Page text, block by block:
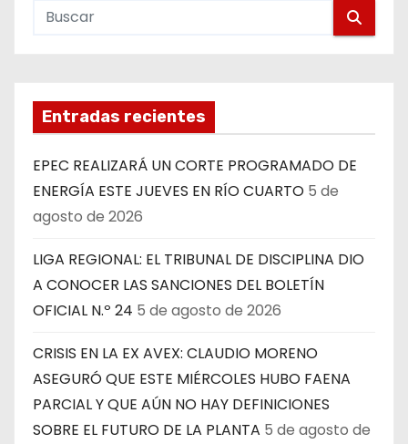
Entradas recientes
EPEC REALIZARÁ UN CORTE PROGRAMADO DE
ENERGÍA ESTE JUEVES EN RÍO CUARTO 5 de
agosto de 2026
LIGA REGIONAL: EL TRIBUNAL DE DISCIPLINA DIO
A CONOCER LAS SANCIONES DEL BOLETÍN
OFICIAL N.º 24 5 de agosto de 2026
CRISIS EN LA EX AVEX: CLAUDIO MORENO
ASEGURÓ QUE ESTE MIÉRCOLES HUBO FAENA
PARCIAL Y QUE AÚN NO HAY DEFINICIONES
SOBRE EL FUTURO DE LA PLANTA 5 de agosto de